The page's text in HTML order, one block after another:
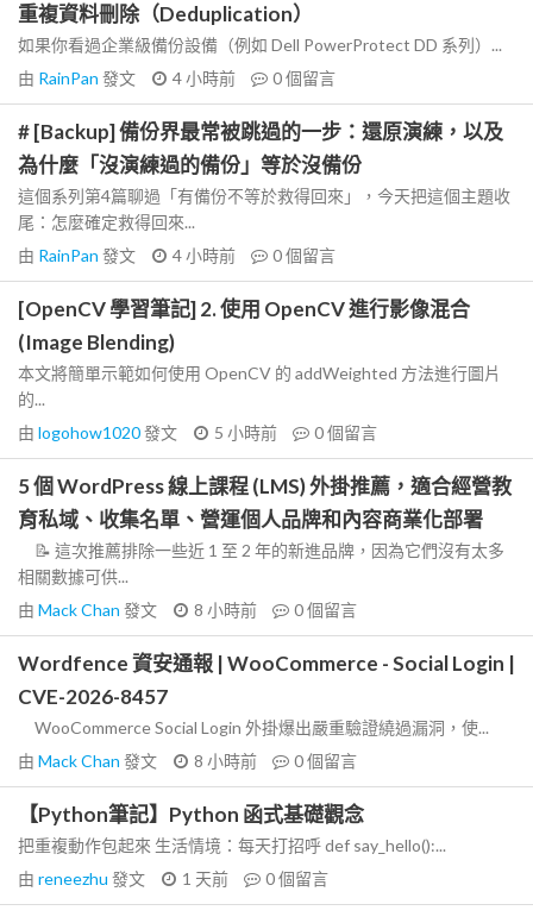
重複資料刪除（Deduplication）
如果你看過企業級備份設備（例如 Dell PowerProtect DD 系列）...
由 RainPan 發文 4 小時前 0個留言
# [Backup] 備份界最常被跳過的一步：還原演練，以及
為什麼「沒演練過的備份」等於沒備份
這個系列第4篇聊過「有備份不等於救得回來」，今天把這個主題收
尾：怎麼確定救得回來...
由 RainPan 發文 4 小時前 0個留言
[OpenCV 學習筆記] 2. 使用 OpenCV 進行影像混合
(Image Blending)
本文將簡單示範如何使用 OpenCV 的 addWeighted 方法進行圖片
的...
由 logohow1020發文 5 小時前 0個留言
5 個 WordPress 線上課程 (LMS) 外掛推薦，適合經營教
育私域、收集名單、營運個人品牌和內容商業化部署
📝 這次推薦排除一些近 1 至 2 年的新進品牌，因為它們沒有太多
相關數據可供...
由 Mack Chan 發文 8 小時前 0個留言
Wordfence 資安通報 | WooCommerce - Social Login |
CVE-2026-8457
WooCommerce Social Login 外掛爆出嚴重驗證繞過漏洞，使...
由 Mack Chan 發文 8 小時前 0個留言
【Python筆記】Python 函式基礎觀念
把重複動作包起來 生活情境：每天打招呼 def say_hello():...
由 reneezhu 發文 1 天前 0個留言